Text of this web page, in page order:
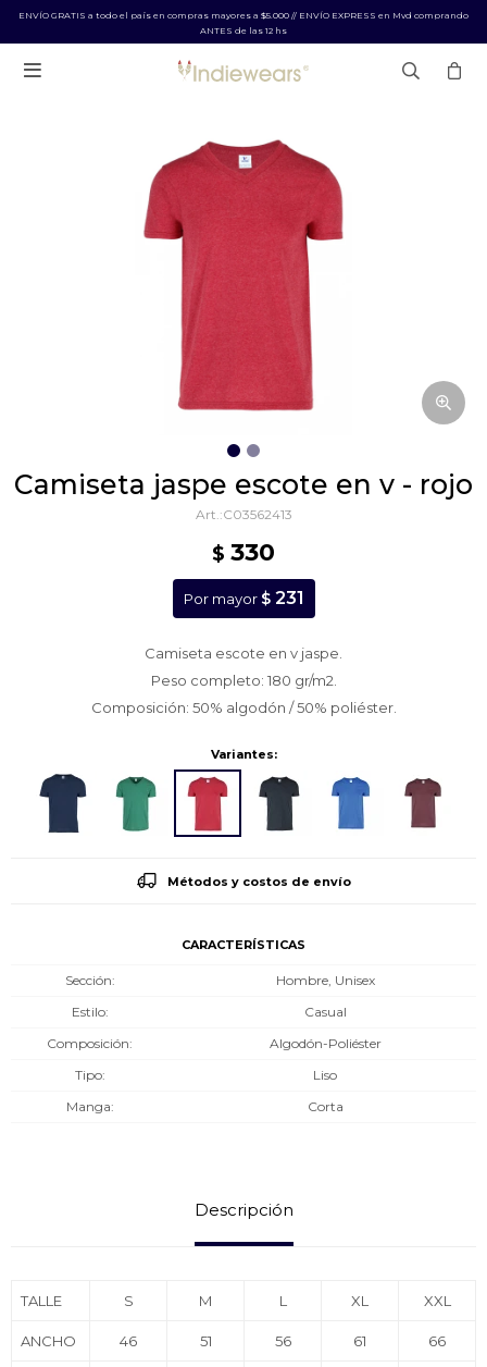
ENVÍO GRATIS a todo el país en compras mayores a $5.000 // ENVÍO EXPRESS en Mvd comprando
ANTES de las 12 hs

camiseta jaspe escote en v - rojo
C03562413
$ 330
Por mayor $ 231
Camiseta escote en v jaspe.
Peso completo: 180 gr/m2.
Composición: 50% algodón / 50% poliéster.
Variantes:
Métodos y costos de envío
CARACTERÍSTICAS
Sección
Hombre, Unisex
Estilo
Casual
Composición
Algodón-Poliéster
Tipo
Liso
Manga
Corta
Descripción
TALLE S M L XL XXL
ANCHO 46 51 56 61 66